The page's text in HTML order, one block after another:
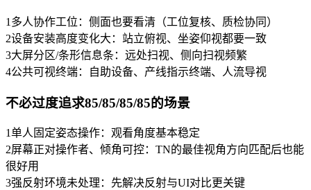
1多人协作工位：侧面也要看清（工位复核、质检协同）
2设备安装高度变化大：站立俯视、坐姿仰视都要一致
3大屏分区/条形信息条：远处扫视、侧向扫视频繁
4公共可视终端：自助设备、产线指示终端、人流导视
不必过度追求85/85/85/85的场景
1单人固定姿态操作：观看角度基本稳定
2屏幕正对操作者、倾角可控：TN的最佳视角方向匹配后也能
很好用
3强反射环境未处理：先解决反射与UI对比更关键